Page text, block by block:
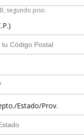
segundo piso.
Estado/Prov.